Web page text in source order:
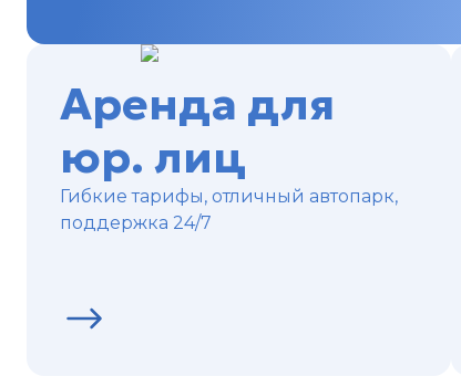
Аренда для
юр. лиц
Гибкие тарифы, отличный автопарк,
поддержка 24/7